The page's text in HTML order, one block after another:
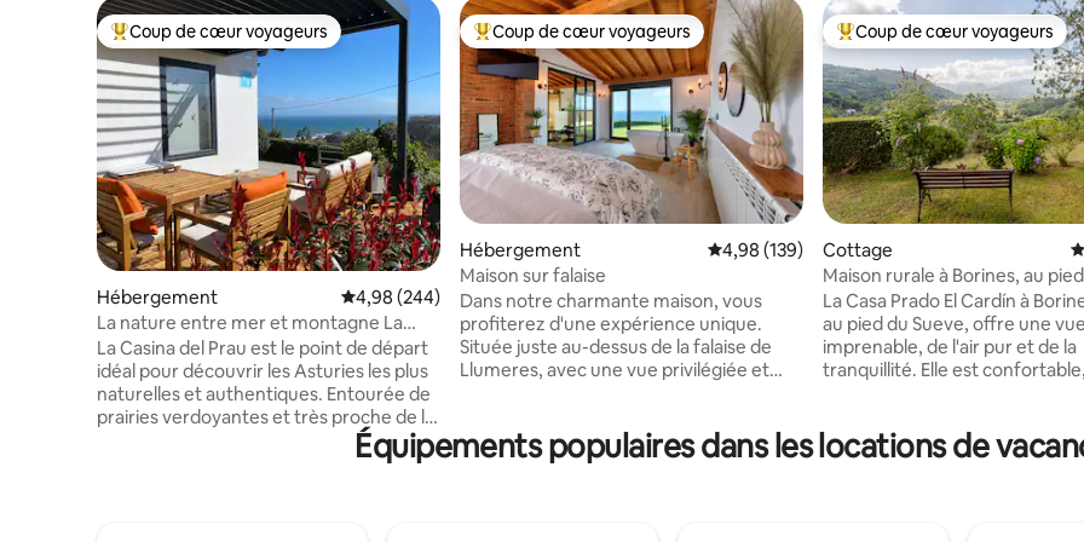
Coups de cœur voyageurs les plus appréciés
Coup de cœur voyageurs
Hébergement Évaluation moyenne sur la base de 244 commentaires : 4,98 sur 5
4,98 (244)
La nature entre mer et montagne La
Casina del Prau
La Casina del Prau est le point de départ
idéal pour découvrir les Asturies les plus
naturelles et authentiques. Entourée de
prairies verdoyantes et très proche de la
mer, elle est idéale pour les amateurs de
randonnée, de surf et de gastronomie
Coups de cœur voyageurs les plus appréciés
Coup de cœur voyageurs
Hébergement Évaluation moyenne sur la base de 139
4,98 (139)
Maison sur falaise
Dans notre charmante maison, vous
profiterez d'une expérience unique.
Située juste au-dessus de la falaise de
Llumeres, avec une vue privilégiée et
Principauté des Asturies. Il se compose
d'un salon spacieux et d'une cuisine
Coups de cœur voyageurs les
Coup de cœur voyageurs
Cottage
Maison rurale à Borines, au pied
avec vue
La Casa Prado El Cardín à
au pied du Sueve, offre une vue
imprenable, de l'air pur et de la
tranquillité. Elle est confortable,
grand jardin clôturé, idéal pour
animaux de compagnie, de
Équipements populaires dans les locations de